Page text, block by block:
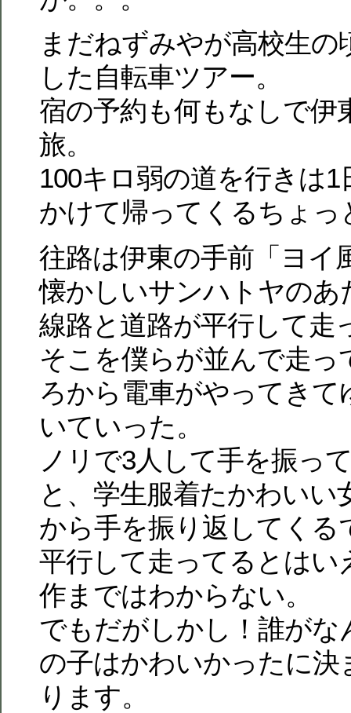
まだねずみやが高校生の
した自転車ツアー。
宿の予約も何もなしで伊
旅。
100キロ弱の道を行きは
かけて帰ってくるちょっ
往路は伊東の手前「ヨイ
懐かしいサンハトヤのあ
線路と道路が平行して走
そこを僕らが並んで走っ
ろから電車がやってきて
いていった。
ノリで3人して手を振っ
と、学生服着たかわいい
から手を振り返してくる
平行して走ってるとはい
作まではわからない。
でもだがしかし！誰がな
の子はかわいかったに決
ります。